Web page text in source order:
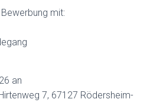
mit:
an
7, 67127 Rödersheim-